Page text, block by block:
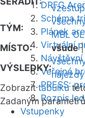
DRFG
Schéma
Plánek
Virtuální
Návštěvní
Veřejné
PRESS:
Rozpis
Vstupenky
TÝM:
MBL
MÍSTO:
všude|
VÝSLEDKY:
nájezdy
Zobrazittabulku
Zadaným